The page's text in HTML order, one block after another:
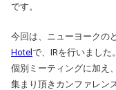
です。
今回は、ニューヨークの
Hotel で、IRを行いまし
個別ミーティングに加え
集まり頂きカンファレン